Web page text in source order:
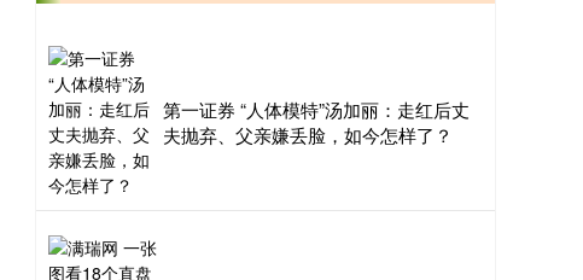
第一证券 “人体模特”汤加丽：走红后丈
夫抛弃、父亲嫌丢脸，如今怎样了？